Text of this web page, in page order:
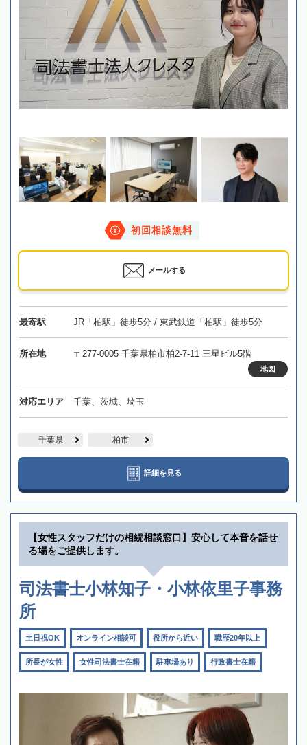
初回相談無料
メールする
最寄駅 JR「柏駅」徒歩5分 / 東武鉄道「柏駅」徒歩5分
所在地 〒277-0005 千葉県柏市柏2-7-11 三星ビル5階
地図
対応エリア 千葉、茨城、埼玉
千葉県 柏市
詳細を見る
【女性スタッフだけの相続相談窓口】安心して本音を話せ
る場をご提供します。
司法書士小林知子・小林依里子事務
所
土日祝OK オンライン相談可 役所から近い 職歴20年以上
所長が女性 女性司法書士在籍 駐車場あり 行政書士在籍